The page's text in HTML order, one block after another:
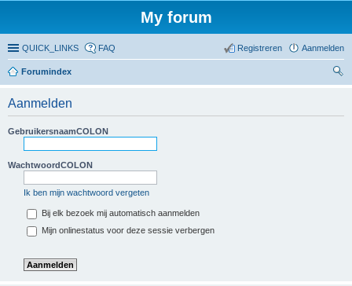
My forum
QUICK_LINKS FAQ Aanmelden
Registreren
Forumindex
Aanmelden
GebruikersnaamCOLON
WachtwoordCOLON
Ik ben mijn wachtwoord vergeten
Bij elk bezoek mij automatisch aanmelden
Mijn onlinestatus voor deze sessie verbergen